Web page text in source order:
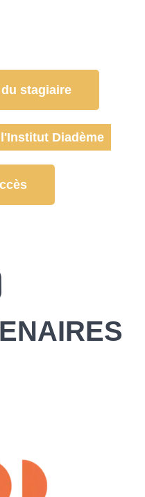
stagiaire
Diadème